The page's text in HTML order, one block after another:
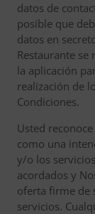
datos de
posible que
datos en
Restaurante se
la aplicación
realización de
Condiciones.
Usted
como una
y/o los
acordados y
oferta firme de
servicios.